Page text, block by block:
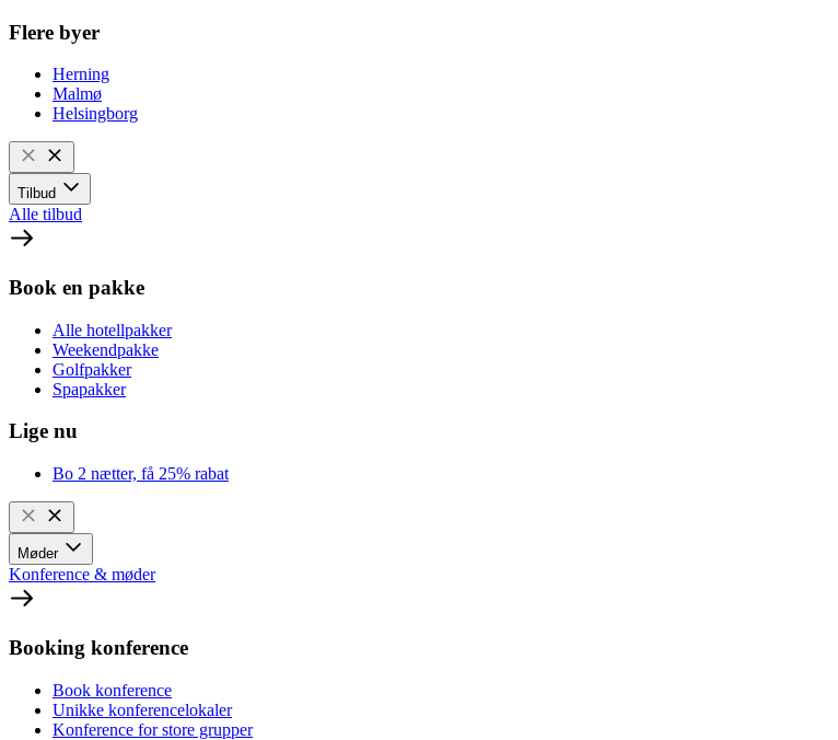
Flere byer
Herning
Malmø
Helsingborg
Tilbud
Alle tilbud
Book en pakke
Alle hotellpakker
Weekendpakke
Golfpakker
Spapakker
Lige nu
Bo 2 nætter, få 25% rabat
Møder
Konference & møder
Booking konference
Book konference
Unikke konferencelokaler
Konference for store grupper